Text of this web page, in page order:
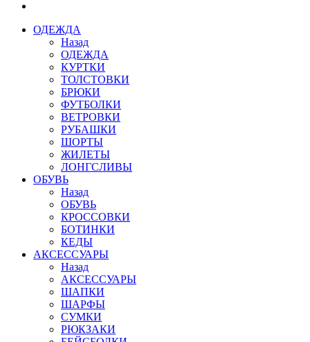
ОДЕЖДА
Назад
ОДЕЖДА
КУРТКИ
ТОЛСТОВКИ
БРЮКИ
ФУТБОЛКИ
ВЕТРОВКИ
РУБАШКИ
ШОРТЫ
ЖИЛЕТЫ
ЛОНГСЛИВЫ
ОБУВЬ
Назад
ОБУВЬ
КРОССОВКИ
БОТИНКИ
КЕДЫ
АКСЕССУАРЫ
Назад
АКСЕССУАРЫ
ШАПКИ
ШАРФЫ
СУМКИ
РЮКЗАКИ